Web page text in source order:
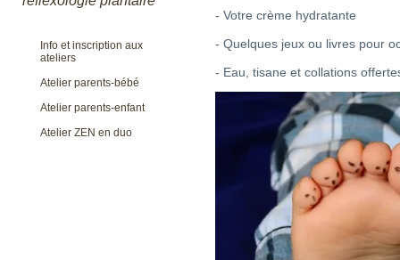
Info et inscription aux
ateliers
Atelier parents-bébé
Atelier parents-enfant
Atelier ZEN en duo
- Votre crème hydratante
- Quelques jeux ou livres pour
- Eau, tisane et collations